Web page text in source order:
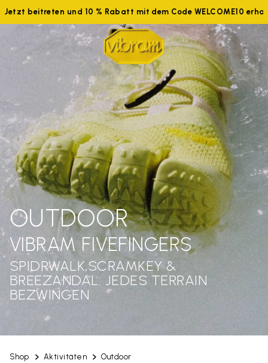
Jetzt beitreten und 10 % Rabatt mit dem Code WELCOME10
Shop Aktivitäten Outdoor
OUTDOOR
VIBRAM FIVEFINGERS
SPIDRWALK,SCRAMKEY &
BREEZANDAL: JEDES TERRAIN
BEZWINGEN